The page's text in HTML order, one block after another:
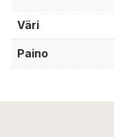
Väri
Paino